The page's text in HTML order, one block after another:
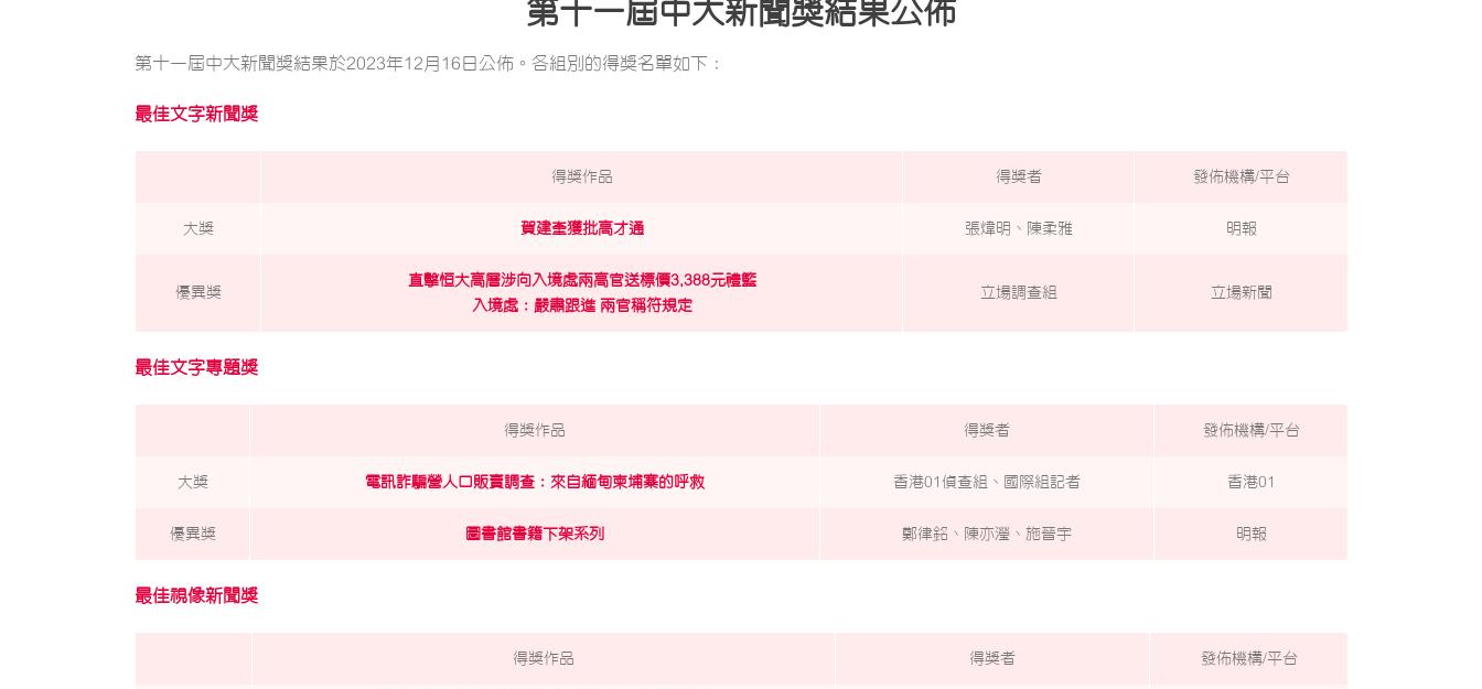
第十一屆中大新聞獎結果公佈
第十一屆中大新聞獎結果於2023年12月16日公佈。各組別的得獎名單如下：
最佳文字新聞獎
得獎作品 得獎者 發佈機構/平台
大獎 賀建奎獲批高才通 張煒明、陳柔雅 明報
優異獎
直擊恒大高層涉向入境處兩高官送標價3,388元禮籃
入境處：嚴肅跟進 兩官稱符規定
立場調查組 立場新聞
最佳文字專題獎
得獎作品 得獎者 發佈機構/平台
大獎 電訊詐騙營人口販賣調查：來自緬甸柬埔寨的呼救 香港01偵查組、國際組記者 香港01
優異獎 圖書館書籍下架系列 鄭律銘、陳亦瀅、施晉宇 明報
最佳視像新聞獎
得獎作品 得獎者 發佈機構/平台